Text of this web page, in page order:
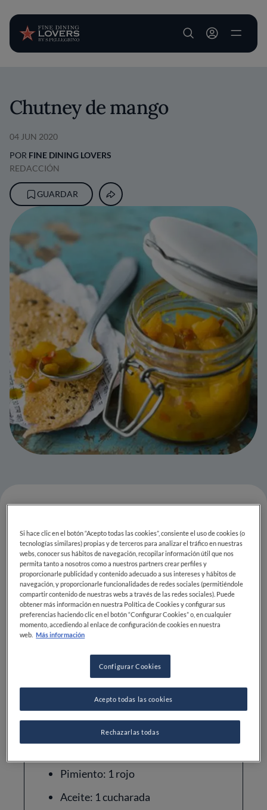
User account
Chutney de mango
04 JUN 2020
POR FINE DINING LOVERS
REDACCIÓN
GUARDAR
Dificultad
INTERMEDIO
Tiempo total
30MIN
Ingredientes
Mangos: 2
Jengibre: 20 g
Pimiento: 1 rojo
Aceite: 1 cucharada
Si hace clic en el botón “Acepto todas las cookies”, consiente el uso de cookies (o
tecnologías similares) propias y de terceros para analizar el tráfico en nuestras
webs, conocer sus hábitos de navegación, recopilar información útil que nos
permita tanto a nosotros como a nuestros partners crear perfiles y
proporcionarle publicidad y contenido adecuado a sus intereses y hábitos de
navegación, y proporcionarle funcionalidades de redes sociales (permitiéndole
compartir contenido de nuestras webs a través de las redes sociales). Puede
obtener más información en nuestra Política de Cookies y configurar sus
preferencias haciendo clic en el botón “Configurar Cookies” o, en cualquier
momento, accediendo al enlace de configuración de cookies en nuestra
web. Más información
Configurar Cookies
Rechazarlas todas
Acepto todas las cookies